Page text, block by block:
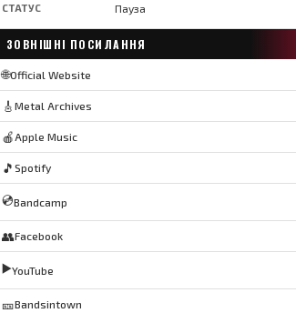
СТАТУС Пауза
ЗОВНІШНІ ПОСИЛАННЯ
🌐Official Website
🎸 Metal Archives
🍎 Apple Music
🎵 Spotify
💿Bandcamp
👥Facebook
▶️YouTube
🎫Bandsintown